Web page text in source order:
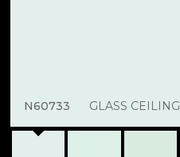
N60733 GLASS CEILING